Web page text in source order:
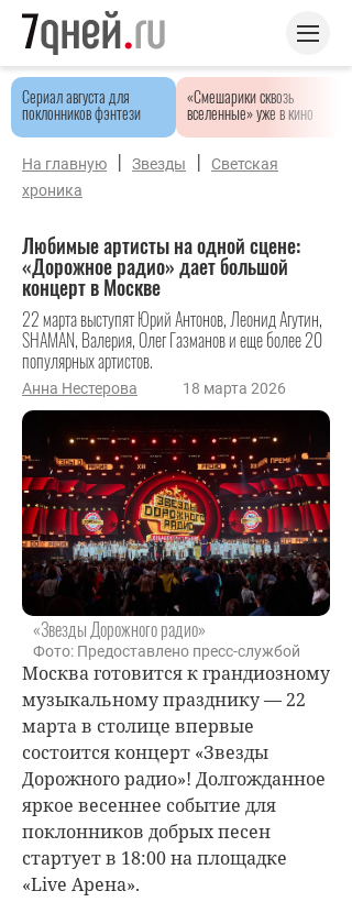
Сериал августа для
поклонников фэнтези
«Смешарики сквозь
вселенные» уже в кино
На главную | Звезды |
Светская
хроника
Любимые артисты на одной сцене:
«Дорожное радио» дает большой
концерт в Москве
22 марта выступят Юрий Антонов, Леонид Агутин,
SHAMAN, Валерия, Олег Газманов и еще более 20
популярных артистов.
Анна Нестерова 18 марта 2026
«Звезды Дорожного радио»
Фото: Предоставлено пресс-службой
Москва готовится к грандиозному
музыкальному празднику — 22
марта в столице впервые
состоится концерт «Звезды
Дорожного радио»! Долгожданное
яркое весеннее событие для
поклонников добрых песен
стартует в 18:00 на площадке
«Live Арена».